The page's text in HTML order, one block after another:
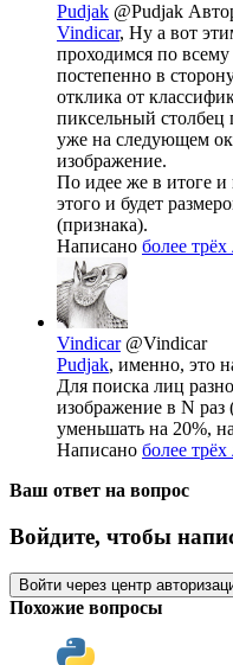
Pudjak @Pudjak
Vindicar, Ну а вот
проходимся по
постепенно в
отклика от
пиксельный столбец
уже на следующем
изображение.
По идее же в итоге и
этого и будет
(признака).
Написано более трёх
Vindicar @Vindicar
Pudjak, именно, это
Для поиска лиц
изображение в N
уменьшать на 20%,
Написано более трёх
Ваш ответ на вопрос
Войдите, чтобы
Войти через центр
Похожие вопросы